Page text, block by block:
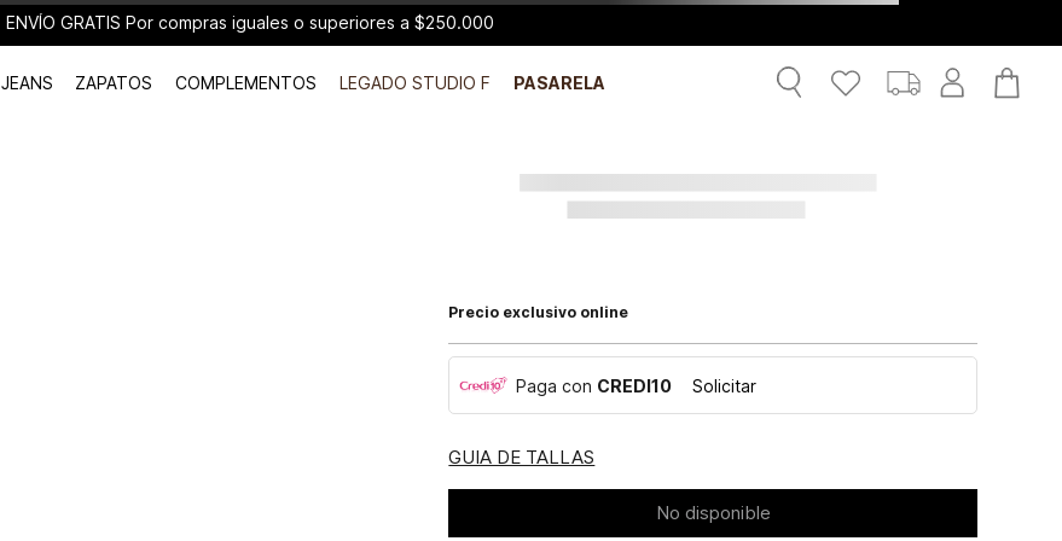
ENVÍO GRATIS Por compras iguales o superiores a $250.000
JEANS ZAPATOS COMPLEMENTOS LEGADO STUDIO F PASARELA
Precio exclusivo online
Paga con CREDI10 Solicitar
GUIA DE TALLAS
No disponible